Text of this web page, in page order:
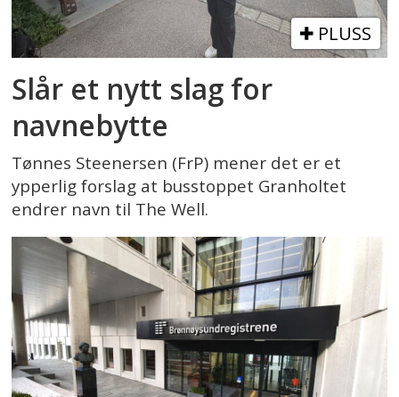
PLUSS
Slår et nytt slag for
navnebytte
Tønnes Steenersen (FrP) mener det er et
ypperlig forslag at busstoppet Granholtet
endrer navn til The Well.